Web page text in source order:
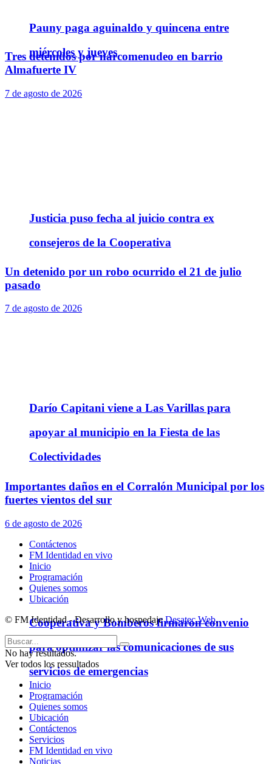
Pauny paga aguinaldo y quincena entre
miércoles y jueves
Justicia puso fecha al juicio contra ex
consejeros de la Cooperativa
Darío Capitani viene a Las Varillas para
apoyar al municipio en la Fiesta de las
Colectividades
Cooperativa y Bomberos firmaron convenio
para optimizar las comunicaciones de sus
servicios de emergencias
Tres detenidos por narcomenudeo en barrio
Almafuerte IV
7 de agosto de 2026
Un detenido por un robo ocurrido el 21 de julio
pasado
7 de agosto de 2026
Importantes daños en el Corralón Municipal por los
fuertes vientos del sur
6 de agosto de 2026
Contáctenos
FM Identidad en vivo
Inicio
Programación
Quienes somos
Ubicación
© FM Identidad - Desarrollo y hospedajeDesatec Web.
No hay resultados.
Ver todos los ressultados
Inicio
Programación
Quienes somos
Ubicación
Contáctenos
Servicios
FM Identidad en vivo
Noticias